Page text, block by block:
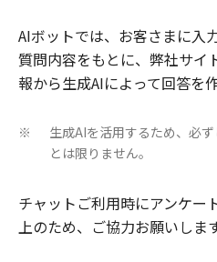
AIボットでは、お客さまに入
質問内容をもとに、弊社サイ
報から生成AIによって回答を
※
生成AIを活用するため、必
とは限りません。
チャットご利用時にアンケー
上のため、ご協力お願いします